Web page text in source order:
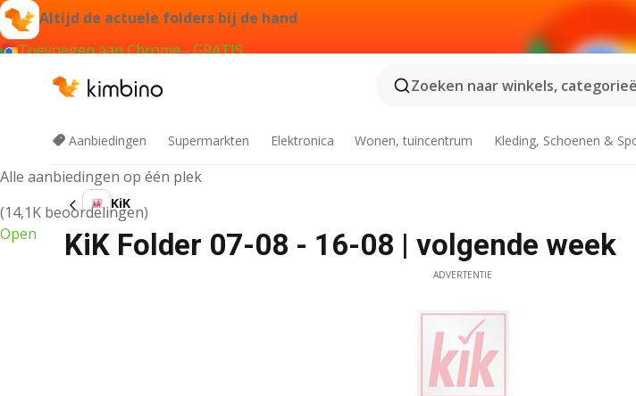
Altijd de actuele folders bij de hand
Toevoegen aan Chrome - GRATIS
Kimbino app
Alle aanbiedingen op één plek
(14,1K beoordelingen)
Open
Zoeken naar winkels,
Aanbiedingen Supermarkten Elektronica Wonen, tuincentrum Kleding, Schoenen &
KiK
KiK Folder 07-08 - 16-08 | volgende week
ADVERTENTIE